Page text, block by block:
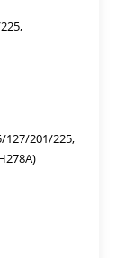
127/201/225,